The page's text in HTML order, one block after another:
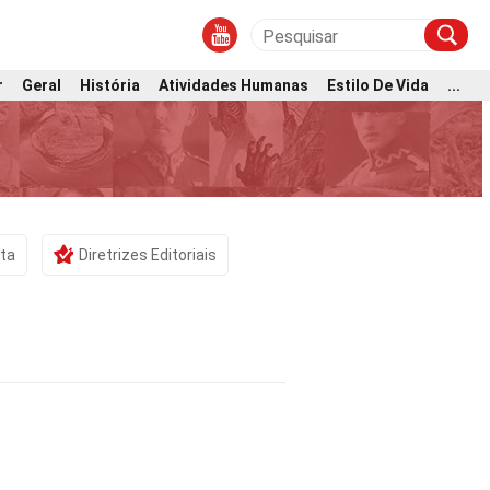
Geral História Atividades Humanas Estilo De Vida
...
Diretrizes Editoriais